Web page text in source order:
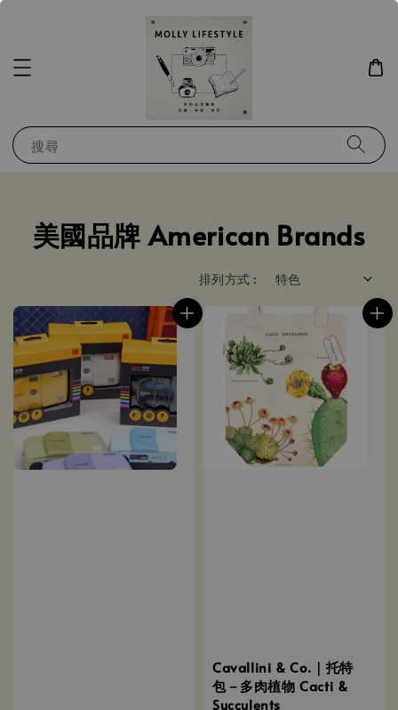
搜尋
美國品牌 American Brands
排列方式 :
Cavallini & Co.｜托特
包－多肉植物 Cacti &
Succulents